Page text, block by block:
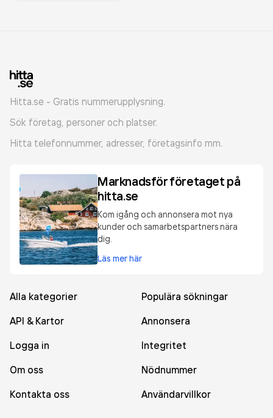
Hitta.se - Gratis nummerupplysning.
Sök företag, personer och platser.
Hitta telefonnummer, adresser, företagsinfo mm.
Marknadsför företaget på
hitta.se
Kom igång och annonsera mot nya
kunder och samarbetspartners nära
dig.
Läs mer här
Alla kategorier
Populära sökningar
API & Kartor
Annonsera
Logga in
Integritet
Om oss
Nödnummer
Kontakta oss
Användarvillkor